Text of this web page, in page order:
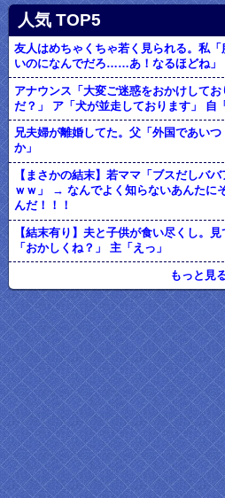
人気 TOP5
友人はめちゃくちゃ若く見られる。私
いのになんでだろ……あ！なるほどね」
アナウンス「大変ご迷惑をおかけして
だ？」 ア「犬が並走しております」 自
兄夫婦が離婚してた。父「外国であい
か」
【まさかの結末】若ママ「ブスだしバ
ｗｗ」 → なんでよく知らないあんたに
んだ！！！
【結末有り】夫と子供が食い尽くし。
「おかしくね？」 主「えっ」
もっと見